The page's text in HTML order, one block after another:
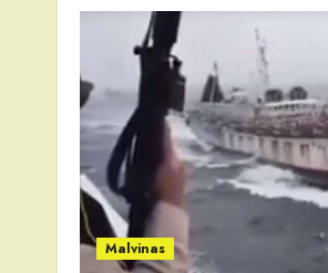
Malvinas